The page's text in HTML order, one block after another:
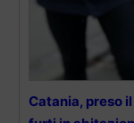
Catania, preso